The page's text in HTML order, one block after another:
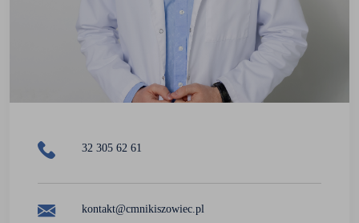
32 305 62 61
kontakt@cmnikiszowiec.pl